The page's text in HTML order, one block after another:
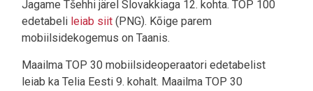
Jagame Tšehhi järel Slovakkiaga 12. kohta. TOP 100
edetabeli leiab siit (PNG). Kõige parem
mobiilsidekogemus on Taanis.
Maailma TOP 30 mobiilsideoperaatori edetabelist
leiab ka Telia Eesti 9. kohalt. Maailma TOP 30